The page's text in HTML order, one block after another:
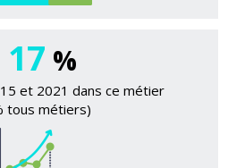
17 %
et 2021 dans ce métier
tous métiers)